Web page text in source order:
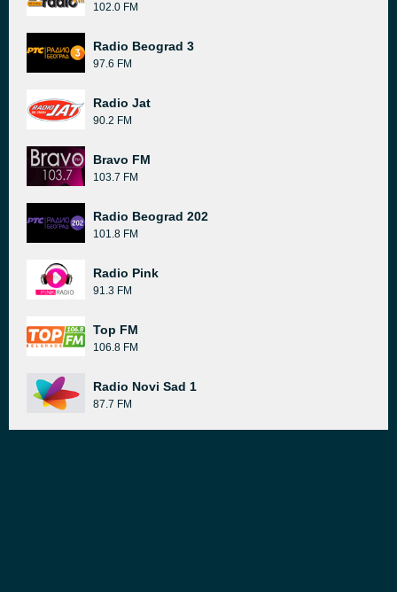
102.0 FM
Radio Beograd 3
97.6 FM
Radio Jat
90.2 FM
Bravo FM
103.7 FM
Radio Beograd 202
101.8 FM
Radio Pink
91.3 FM
Top FM
106.8 FM
Radio Novi Sad 1
87.7 FM